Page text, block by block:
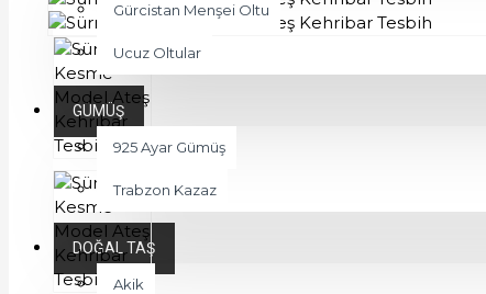
Gürcistan Menşei Oltu
Ucuz Oltular
GÜMÜŞ
925 Ayar Gümüş
Trabzon Kazaz
DOĞAL TAŞ
Akik